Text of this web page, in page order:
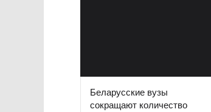
Беларусские вузы
сокращают количество